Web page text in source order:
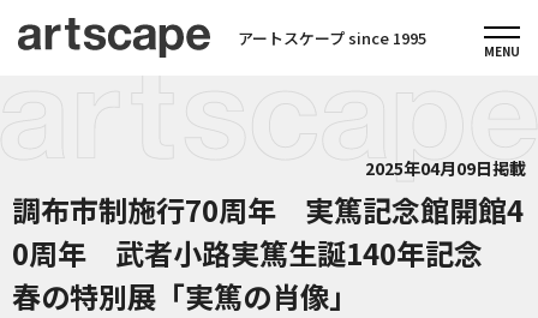
アートスケープ since 1995
2025年04月09日掲載
調布市制施行70周年 実篤記念館開館4
0周年 武者小路実篤生誕140年記念
春の特別展「実篤の肖像」